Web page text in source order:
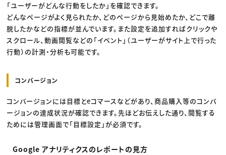
「ユーザーがどんな行動をしたか」を確認できます。
どんなページがよく見られたか、どのページから見始めたか、どこで離
脱したかなどの指標が並んでいます。また設定を追加すればクリックや
スクロール、動画閲覧などの「イベント」（ユーザーがサイト上で行った
行動）の計測・分析も可能です。
コンバージョン
コンバージョンには目標とeコマースなどがあり、商品購入等のコンバ
ージョンの達成状況が確認できます。先ほどお伝えした通り、閲覧する
ためには管理画面で「目標設定」が必須です。
Google アナリティクスのレポートの見方